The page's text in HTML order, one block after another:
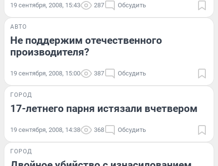
19 сентября, 2008, 15:43 287 Обсудить
АВТО
Не поддержим отечественного
производителя?
19 сентября, 2008, 15:00 387 Обсудить
ГОРОД
17-летнего парня истязали вчетвером
19 сентября, 2008, 14:38 368 Обсудить
ГОРОД